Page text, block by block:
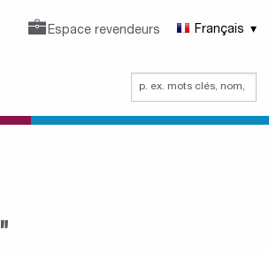
Espace revendeurs Français